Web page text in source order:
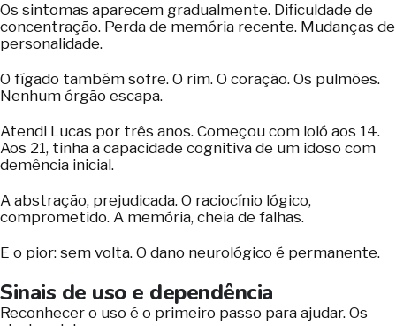
Os sintomas aparecem gradualmente. Dificuldade de
concentração. Perda de memória recente. Mudanças de
personalidade.
O fígado também sofre. O rim. O coração. Os pulmões.
Nenhum órgão escapa.
Atendi Lucas por três anos. Começou com loló aos 14.
Aos 21, tinha a capacidade cognitiva de um idoso com
demência inicial.
A abstração, prejudicada. O raciocínio lógico,
comprometido. A memória, cheia de falhas.
E o pior: sem volta. O dano neurológico é permanente.
Sinais de uso e dependência
Reconhecer o uso é o primeiro passo para ajudar. Os